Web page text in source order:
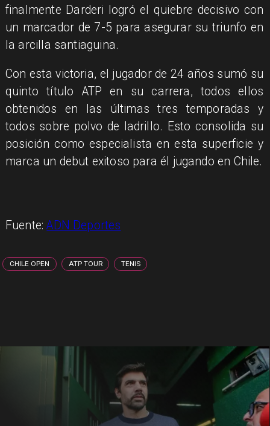
finalmente Darderi logró el quiebre decisivo con
un marcador de 7-5 para asegurar su triunfo en
la arcilla santiaguina.
Con esta victoria, el jugador de 24 años sumó su
quinto título ATP en su carrera, todos ellos
obtenidos en las últimas tres temporadas y
todos sobre polvo de ladrillo. Esto consolida su
posición como especialista en esta superficie y
marca un debut exitoso para él jugando en Chile.
Fuente:ADN Deportes
CHILE OPEN ATP TOUR TENIS